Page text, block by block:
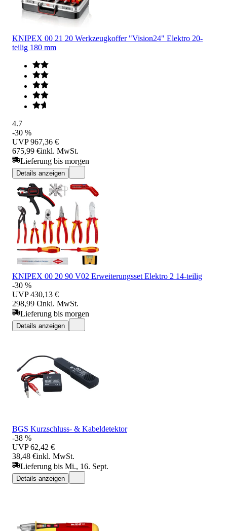
KNIPEX 00 21 20 Werkzeugkoffer "Vision24" Elektro 20-
teilig 180 mm
4.7
-30 %
UVP 967,36 €
675,99 €inkl. MwSt.
Lieferung bis morgen
Details anzeigen
KNIPEX 00 20 90 V02 Erweiterungsset Elektro 2 14-teilig
-30 %
UVP 430,13 €
298,99 €inkl. MwSt.
Lieferung bis morgen
Details anzeigen
BGS Kurzschluss- & Kabeldetektor
-38 %
UVP 62,42 €
38,48 €inkl. MwSt.
Lieferung bis Mi., 16. Sept.
Details anzeigen